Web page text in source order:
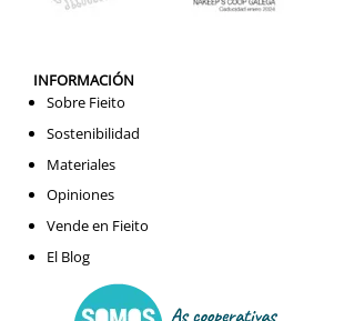
INFORMACIÓN
Sobre Fieito
Sostenibilidad
Materiales
Opiniones
Vende en Fieito
El Blog